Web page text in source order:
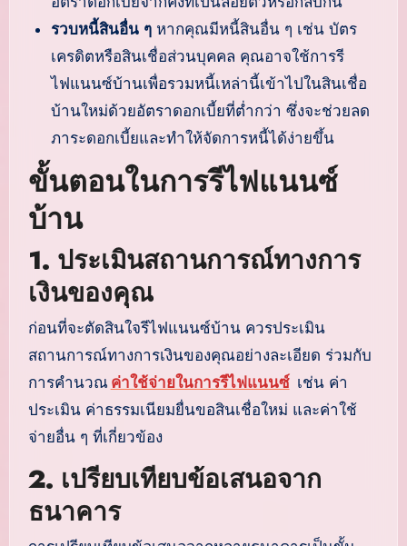
รวบหนี้สินอื่น ๆ หากคุณมีหนี้สินอื่น ๆ เช่น บัตร
เครดิตหรือสินเชื่อส่วนบุคคล คุณอาจใช้การรี
ไฟแนนซ์บ้านเพื่อรวมหนี้เหล่านี้เข้าไปในสินเชื่อ
บ้านใหม่ด้วยอัตราดอกเบี้ยที่ต่ำกว่า ซึ่งจะช่วยลด
ภาระดอกเบี้ยและทำให้จัดการหนี้ได้ง่ายขึ้น
ขั้นตอนในการรีไฟแนนซ์
บ้าน
1. ประเมินสถานการณ์ทางการ
เงินของคุณ
ก่อนที่จะตัดสินใจรีไฟแนนซ์บ้าน ควรประเมิน
สถานการณ์ทางการเงินของคุณอย่างละเอียด ร่วมกับ
การคำนวณ ค่าใช้จ่ายในการรีไฟแนนซ์ เช่น ค่า
ประเมิน ค่าธรรมเนียมยื่นขอสินเชื่อใหม่ และค่าใช้
จ่ายอื่น ๆ ที่เกี่ยวข้อง
2. เปรียบเทียบข้อเสนอจาก
ธนาคาร